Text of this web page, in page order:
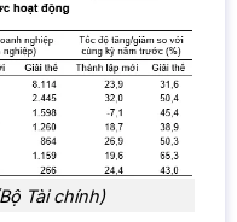
Tài chính)